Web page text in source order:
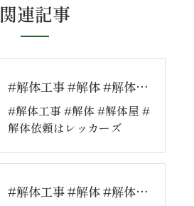
関連記事
#解体工事 #解体 #解体屋 #解体依頼はレッカーズ
#解体工事 #解体 #解体屋 #
解体依頼はレッカーズ
#解体工事 #解体 #解体屋 #解体依頼はレッカーズ